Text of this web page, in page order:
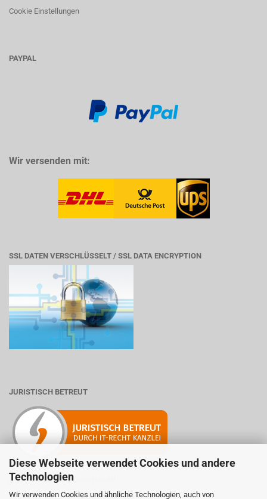
Diese Webseite verwendet Cookies und andere
Technologien
Wir verwenden Cookies und ähnliche Technologien, auch von
Cookie Einstellungen
PAYPAL
Wir versenden mit:
SSL DATEN VERSCHLÜSSELT / SSL DATA ENCRYPTION
JURISTISCH BETREUT